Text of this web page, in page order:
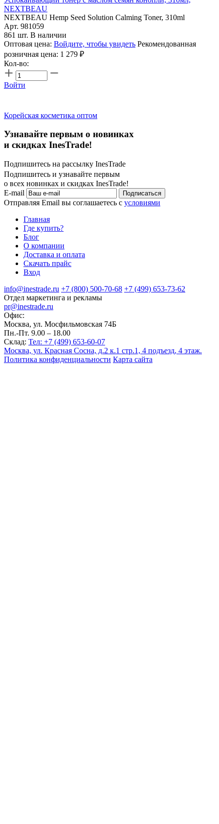
NEXTBEAU
NEXTBEAU Hemp Seed Solution Calming Toner, 310ml
Арт. 981059
861 шт. В наличии
Оптовая цена: Войдите, чтобы увидеть Рекомендованная
розничная цена: 1 279 ₽
Кол-во:
Войти
Корейская косметика оптом
Узнавайте первым о новинках
и скидках InesTrade!
Подпишитесь на рассылку InesTrade
Подпишитесь и узнавайте первым
о всех новинках и скидках InesTrade!
E-mail
Подписаться
Отправляя Email вы соглашаетесь с условиями
Главная
Где купить?
Блог
О компании
Доставка и оплата
Скачать прайс
Вход
info@inestrade.ru +7 (800) 500-70-68 +7 (499) 653-73-62
Отдел маркетинга и рекламы
pr@inestrade.ru
Офис:
Москва, ул. Мосфильмовская 74Б
Пн.-Пт. 9.00 – 18.00
Склад: Тел: +7 (499) 653-60-07
Москва, ул. Красная Сосна, д.2 к.1 стр.1, 4 подъезд, 4 этаж.
Политика конфиденциальности Карта сайта